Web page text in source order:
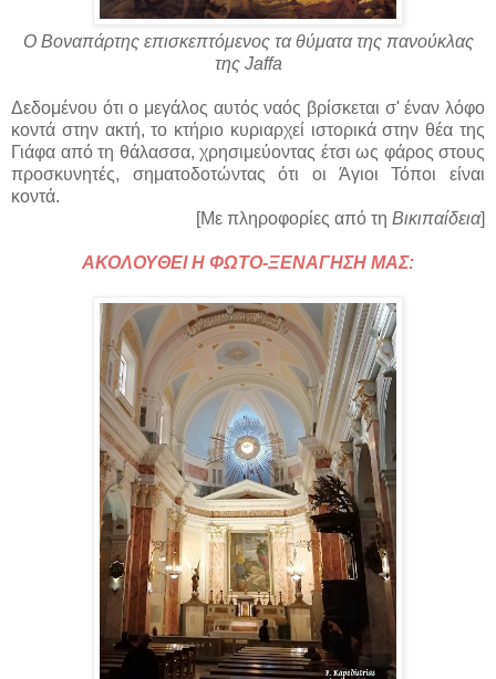
Ο Βοναπάρτης επισκεπτόμενος τα θύματα της πανούκλας
της Jaffa
Δεδομένου ότι ο μεγάλος αυτός ναός βρίσκεται σ' έναν λόφο
κοντά στην ακτή, το κτήριο κυριαρχεί ιστορικά στην θέα της
Γιάφα από τη θάλασσα, χρησιμεύοντας έτσι ως φάρος στους
προσκυνητές, σηματοδοτώντας ότι οι Άγιοι Τόποι είναι
κοντά.
[Με πληροφορίες από τη Βικιπαίδεια]
ΑΚΟΛΟΥΘΕΙ Η ΦΩΤΟ-ΞΕΝΑΓΗΣΗ ΜΑΣ: